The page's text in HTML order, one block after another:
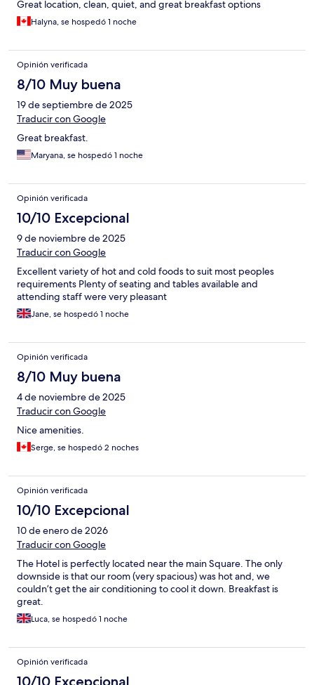
Great location, clean, quiet, and great breakfast options
Halyna, se hospedó 1 noche
Opinión verificada
8/10 Muy buena
19 de septiembre de 2025
Traducir con Google
Great breakfast.
Maryana, se hospedó 1 noche
Opinión verificada
10/10 Excepcional
9 de noviembre de 2025
Traducir con Google
Excellent variety of hot and cold foods to suit most peoples
requirements Plenty of seating and tables available and
attending staff were very pleasant
Jane, se hospedó 1 noche
Opinión verificada
8/10 Muy buena
4 de noviembre de 2025
Traducir con Google
Nice amenities.
Serge, se hospedó 2 noches
Opinión verificada
10/10 Excepcional
10 de enero de 2026
Traducir con Google
The Hotel is perfectly located near the main Square. The only
downside is that our room (very spacious) was hot and, we
couldn’t get the air conditioning to cool it down. Breakfast is
great.
Luca, se hospedó 1 noche
Opinión verificada